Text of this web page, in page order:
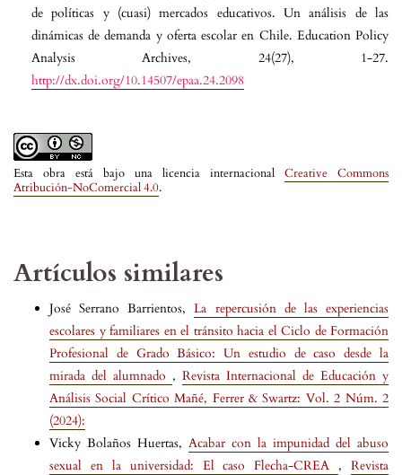
Esta obra está bajo una licencia internacional Creative Commons
Atribución-NoComercial 4.0.
de políticas y (cuasi) mercados educativos. Un análisis de las
dinámicas de demanda y oferta escolar en Chile. Education Policy
Analysis Archives, 24(27), 1-27.
http://dx.doi.org/10.14507/epaa.24.2098
Artículos similares
José Serrano Barrientos,La repercusión de las experiencias
escolares y familiares en el tránsito hacia el Ciclo de Formación
Profesional de Grado Básico: Un estudio de caso desde la
mirada del alumnado , Revista Internacional de Educación y
Análisis Social Crítico Mañé, Ferrer & Swartz: Vol. 2 Núm. 2
(2024):
Vicky Bolaños Huertas, Acabar con la impunidad del abuso
sexual en la universidad: El caso Flecha-CREA , Revista